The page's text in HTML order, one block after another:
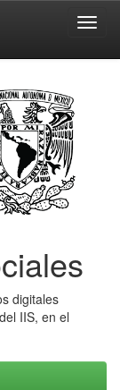
digitales
IIS, en el